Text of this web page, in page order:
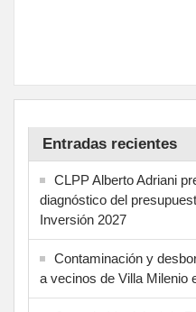
Entradas recientes
CLPP Alberto Adriani
diagnóstico del
Inversión 2027
Contaminación y
a vecinos de Villa Milenio